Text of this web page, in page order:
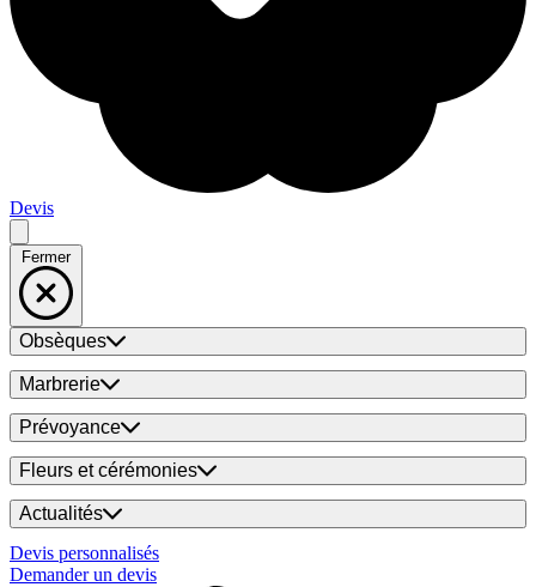
Devis
Fermer
Obsèques
Marbrerie
Prévoyance
Fleurs et cérémonies
Actualités
Devis personnalisés
Demander un devis